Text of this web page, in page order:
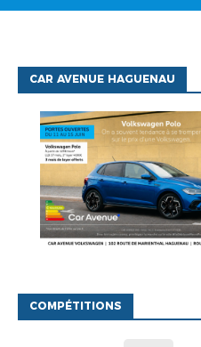
CAR AVENUE HAGUENAU
COMPÉTITIONS